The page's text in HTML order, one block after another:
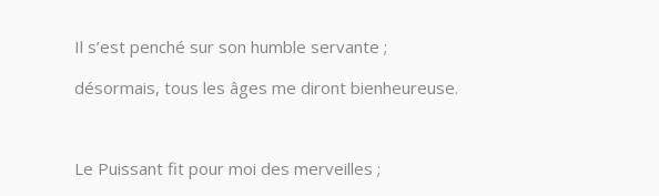
Il s’est penché sur son humble servante ;
désormais, tous les âges me diront bienheureuse.
Le Puissant fit pour moi des merveilles ;